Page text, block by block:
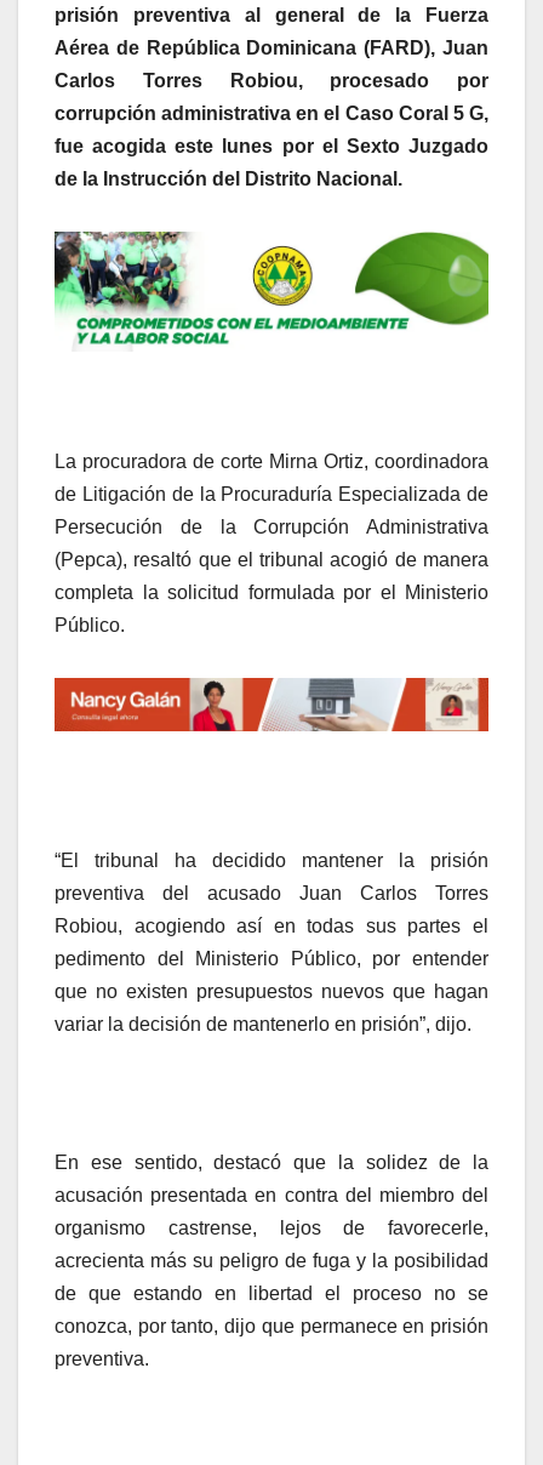
prisión preventiva al general de la Fuerza
Aérea de República Dominicana (FARD), Juan
Carlos Torres Robiou, procesado por
corrupción administrativa en el Caso Coral 5 G,
fue acogida este lunes por el Sexto Juzgado
de la Instrucción del Distrito Nacional.
La procuradora de corte Mirna Ortiz, coordinadora
de Litigación de la Procuraduría Especializada de
Persecución de la Corrupción Administrativa
(Pepca), resaltó que el tribunal acogió de manera
completa la solicitud formulada por el Ministerio
Público.
“El tribunal ha decidido mantener la prisión
preventiva del acusado Juan Carlos Torres
Robiou, acogiendo así en todas sus partes el
pedimento del Ministerio Público, por entender
que no existen presupuestos nuevos que hagan
variar la decisión de mantenerlo en prisión”, dijo.
En ese sentido, destacó que la solidez de la
acusación presentada en contra del miembro del
organismo castrense, lejos de favorecerle,
acrecienta más su peligro de fuga y la posibilidad
de que estando en libertad el proceso no se
conozca, por tanto, dijo que permanece en prisión
preventiva.